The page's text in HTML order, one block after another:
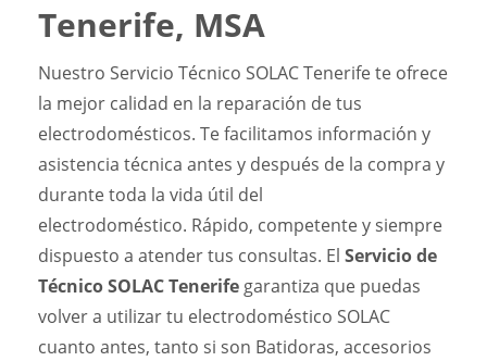
Tenerife, MSA
Nuestro Servicio Técnico SOLAC Tenerife te ofrece
la mejor calidad en la reparación de tus
electrodomésticos. Te facilitamos información y
asistencia técnica antes y después de la compra y
durante toda la vida útil del
electrodoméstico. Rápido, competente y siempre
dispuesto a atender tus consultas. El Servicio de
Técnico SOLAC Tenerife garantiza que puedas
volver a utilizar tu electrodoméstico SOLAC
cuanto antes, tanto si son Batidoras, accesorios